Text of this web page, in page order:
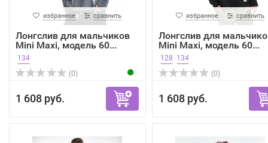
избранное сравнить
Лонгслив для мальчиков
Mini Maxi, модель 60...
134
(0)
1 608 руб.
избранное сравнить
Лонгслив для
Mini Maxi, модель 60...
128 134
(0)
1 608 руб.